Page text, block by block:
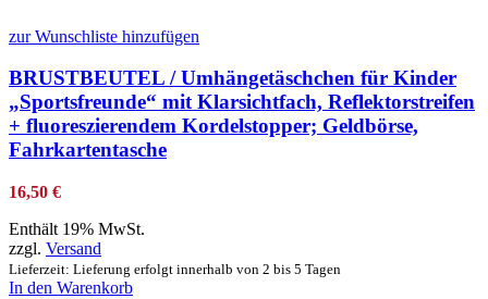
zur Wunschliste hinzufügen
BRUSTBEUTEL / Umhängetäschchen für Kinder
„Sportsfreunde“ mit Klarsichtfach, Reflektorstreifen
+ fluoreszierendem Kordelstopper; Geldbörse,
Fahrkartentasche
16,50 €
Enthält 19% MwSt.
zzgl. Versand
Lieferzeit: Lieferung erfolgt innerhalb von 2 bis 5 Tagen
In den Warenkorb